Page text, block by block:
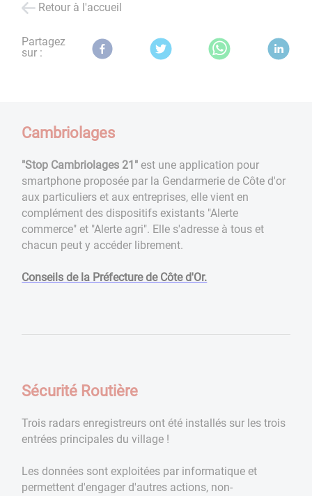
Retour à l'accueil
Partagez
sur :
Cambriolages
"Stop Cambriolages 21" est une application pour
smartphone proposée par la Gendarmerie de Côte d'or
aux particuliers et aux entreprises, elle vient en
complément des dispositifs existants "Alerte
commerce" et "Alerte agri". Elle s'adresse à tous et
chacun peut y accéder librement.
Conseils de la Préfecture de Côte d'Or.
Sécurité Routière
Trois radars enregistreurs ont été installés sur les trois
entrées principales du village !
Les données sont exploitées par informatique et
permettent d'engager d'autres actions, non-